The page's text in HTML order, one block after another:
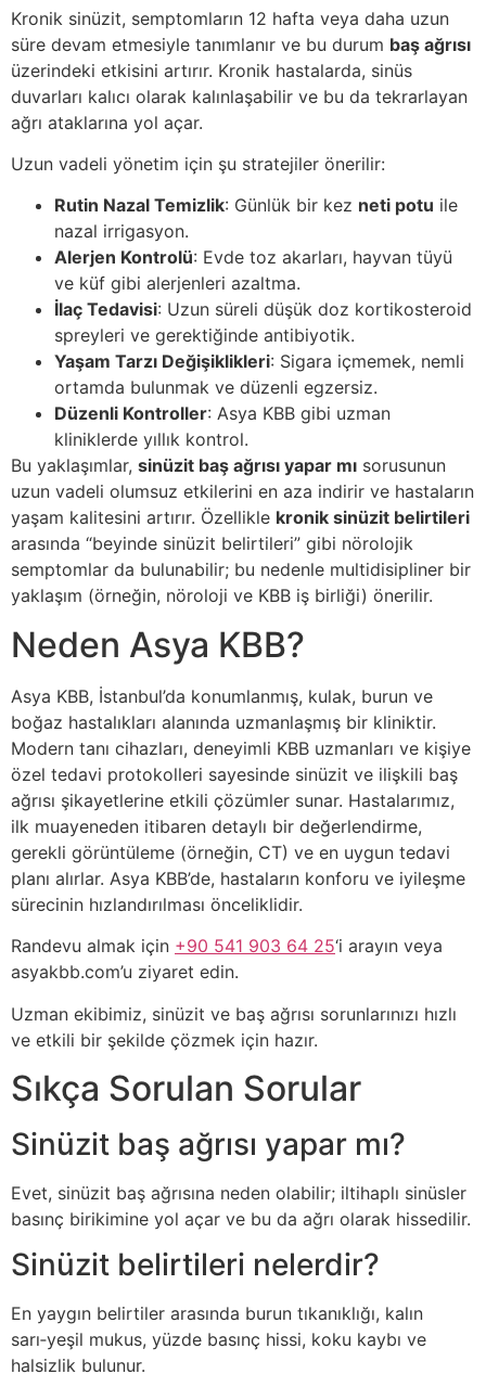
Kronik sinüzit, semptomların 12 hafta veya daha uzun
süre devam etmesiyle tanımlanır ve bu durum baş ağrısı
üzerindeki etkisini artırır. Kronik hastalarda, sinüs
duvarları kalıcı olarak kalınlaşabilir ve bu da tekrarlayan
ağrı ataklarına yol açar.
Uzun vadeli yönetim için şu stratejiler önerilir:
Rutin Nazal Temizlik: Günlük bir kez neti potu ile
nazal irrigasyon.
Alerjen Kontrolü: Evde toz akarları, hayvan tüyü
ve küf gibi alerjenleri azaltma.
İlaç Tedavisi: Uzun süreli düşük doz kortikosteroid
spreyleri ve gerektiğinde antibiyotik.
Yaşam Tarzı Değişiklikleri: Sigara içmemek, nemli
ortamda bulunmak ve düzenli egzersiz.
Düzenli Kontroller: Asya KBB gibi uzman
kliniklerde yıllık kontrol.
Bu yaklaşımlar, sinüzit baş ağrısı yapar mı sorusunun
uzun vadeli olumsuz etkilerini en aza indirir ve hastaların
yaşam kalitesini artırır. Özellikle kronik sinüzit belirtileri
arasında “beyinde sinüzit belirtileri” gibi nörolojik
semptomlar da bulunabilir; bu nedenle multidisipliner bir
yaklaşım (örneğin, nöroloji ve KBB iş birliği) önerilir.
Neden Asya KBB?
Asya KBB, İstanbul’da konumlanmış, kulak, burun ve
boğaz hastalıkları alanında uzmanlaşmış bir kliniktir.
Modern tanı cihazları, deneyimli KBB uzmanları ve kişiye
özel tedavi protokolleri sayesinde sinüzit ve ilişkili baş
ağrısı şikayetlerine etkili çözümler sunar. Hastalarımız,
ilk muayeneden itibaren detaylı bir değerlendirme,
gerekli görüntüleme (örneğin, CT) ve en uygun tedavi
planı alırlar. Asya KBB’de, hastaların konforu ve iyileşme
sürecinin hızlandırılması önceliklidir.
Randevu almak için +90 541 903 64 25‘i arayın veya
asyakbb.com’u ziyaret edin.
Uzman ekibimiz, sinüzit ve baş ağrısı sorunlarınızı hızlı
ve etkili bir şekilde çözmek için hazır.
Sıkça Sorulan Sorular
Sinüzit baş ağrısı yapar mı?
Evet, sinüzit baş ağrısına neden olabilir; iltihaplı sinüsler
basınç birikimine yol açar ve bu da ağrı olarak hissedilir.
Sinüzit belirtileri nelerdir?
En yaygın belirtiler arasında burun tıkanıklığı, kalın
sarı‑yeşil mukus, yüzde basınç hissi, koku kaybı ve
halsizlik bulunur.